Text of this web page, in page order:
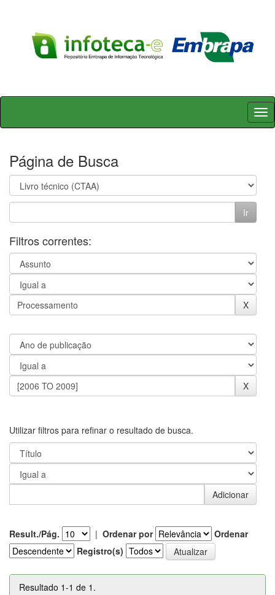
Skip
Página de Busca
Filtros correntes:
Utilizar filtros para refinar o resultado de busca.
Result./Pág. | Ordenar por
Ordenar
Registro(s)
Resultado 1-1 de 1.